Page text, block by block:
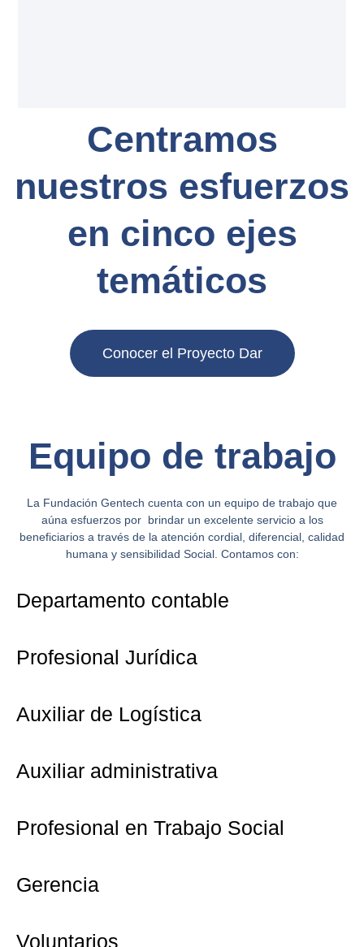
Centramos
nuestros esfuerzos
en cinco ejes
temáticos
Conocer el Proyecto Dar
Equipo de trabajo
La Fundación Gentech cuenta con un equipo de trabajo que
aúna esfuerzos por brindar un excelente servicio a los
beneficiarios a través de la atención cordial, diferencial, calidad
humana y sensibilidad Social. Contamos con:
Departamento contable
Profesional Jurídica
Auxiliar de Logística
Auxiliar administrativa
Profesional en Trabajo Social
Gerencia
Voluntarios